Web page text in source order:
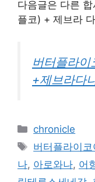
다음글은 다른
플코) + 제브라
버터플라
+제브라다
Categories
chronicle
Tags
버터플라이코
나, 아로와나, 어